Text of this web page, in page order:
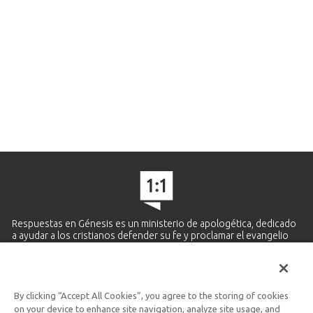
Respuestas en Génesis es un ministerio de apologética, dedicado
a ayudar a los cristianos defender su fe y proclamar el evangelio
Ministerio Hispano y Latinoamericano
By clicking “Accept All Cookies”, you agree to the storing of cookies
on your device to enhance site navigation, analyze site usage, and